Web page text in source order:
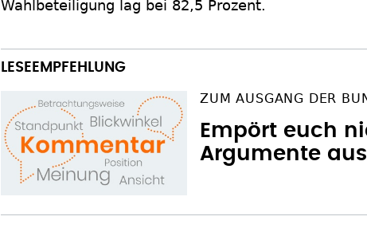
Wahlbeteiligung lag bei 82,5 Prozent.
ZUM AUSGANG DER
Empört euch
Argumente